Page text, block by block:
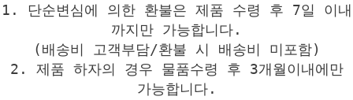
1. 단순변심에 의한 환불은 제품 수령 후 7일 이내
까지만 가능합니다.
(배송비 고객부담/환불 시 배송비 미포함)
2. 제품 하자의 경우 물품수령 후 3개월이내에만
가능합니다.